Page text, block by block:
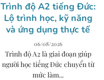
Trình độ A2 tiếng Đức:
Lộ trình học, kỹ năng
và ứng dụng thực tế
06/08/2026
Trình độ A2 là giai đoạn giúp
người học tiếng Đức chuyển từ
mức làm...